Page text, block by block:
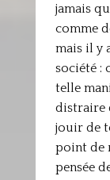
jamais
comme
mais il y
société :
telle
distraire
jouir de
point de
pensée